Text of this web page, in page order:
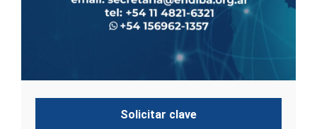
Solicitar clave